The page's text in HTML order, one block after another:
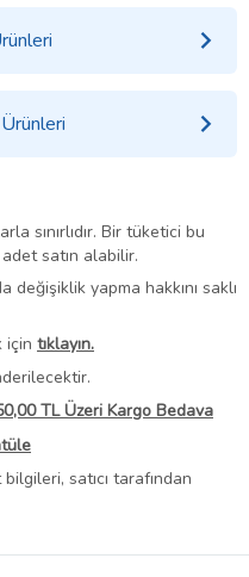
sınırlıdır. Bir tüketici bu
satın alabilir.
değişiklik yapma hakkını saklı
için tıklayın.
TL Üzeri Kargo Bedava
satıcı tarafından